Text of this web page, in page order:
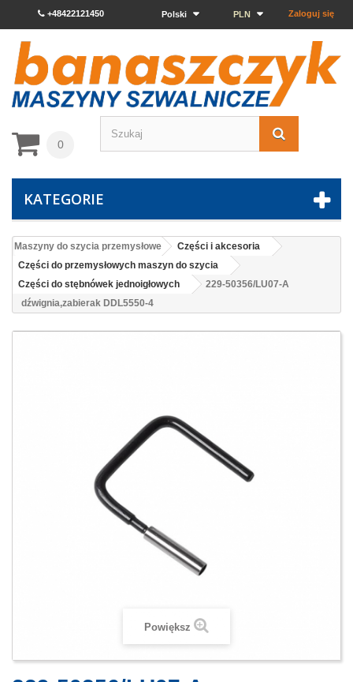
Zaloguj się
PLN
Polski
+48422121450
0
KATEGORIE
Maszyny do szycia przemysłowe
Części i akcesoria
Części do przemysłowych maszyn do szycia
Części do stębnówek jednoigłowych
229-50356/LU07-A
dźwignia,zabierak DDL5550-4
Powiększ